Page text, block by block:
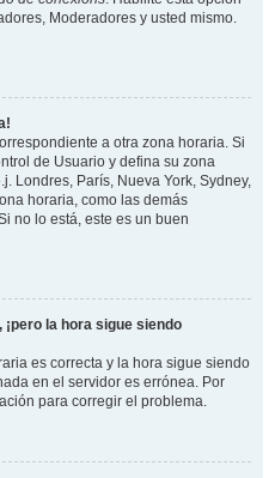
Moderadores y usted mismo.
a otra zona horaria. Si
de Usuario y defina su zona
Londres, París, Nueva York, Sydney,
horaria, como las demás
no lo está, este es un buen
la hora sigue siendo
es correcta y la hora sigue siendo
en el servidor es errónea. Por
para corregir el problema.